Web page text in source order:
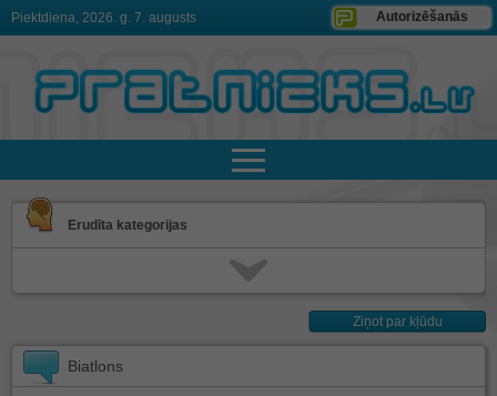
Piektdiena, 2026. g. 7. augusts Autorizēšanās
Erudīta kategorijas
Ziņot par kļūdu
Biatlons